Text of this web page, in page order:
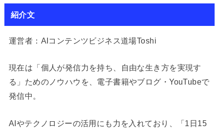
紹介文
運営者：AIコンテンツビジネス道場Toshi
現在は「個人が発信力を持ち、自由な生き方を実現す
る」ためのノウハウを、電子書籍やブログ・YouTubeで
発信中。
AIやテクノロジーの活用にも力を入れており、「1日15